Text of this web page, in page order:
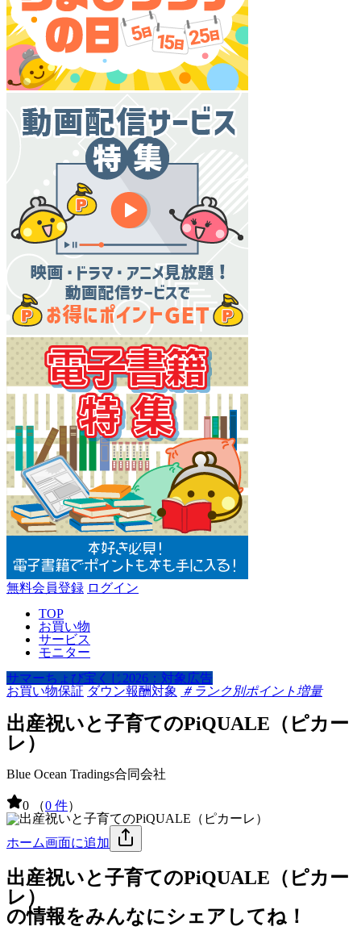
無料会員登録 ログイン
TOP
お買い物
サービス
モニター
サマーちょび宝くじ2026：対象広告
お買い物保証 ダウン報酬対象 ＃ランク別ポイント増量
出産祝いと子育てのPiQUALE（ピカー
レ）
Blue Ocean Tradings合同会社
0 （0 件）
ホーム画面に追加
出産祝いと子育てのPiQUALE（ピカー
レ）
の情報をみんなにシェアしてね！